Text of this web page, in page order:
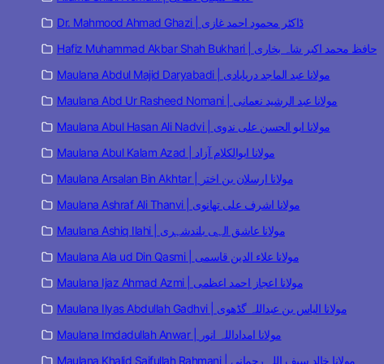
Dr. Mahmood Ahmad Ghazi | ڈاکٹر محمود احمد غازی
Hafiz Muhammad Akbar Shah Bukhari | حافظ محمد اکبر شاہ بخاری
Maulana Abdul Majid Daryabadi | مولانا عبد الماجد دریابادی
Maulana Abd Ur Rasheed Nomani | مولانا عبد الرشید نعمانی
Maulana Abul Hasan Ali Nadvi | مولانا ابو الحسن علی ندوی
Maulana Abul Kalam Azad | مولانا ابوالکلام آزاد
Maulana Arsalan Bin Akhtar | مولانا ارسلان بن اختر
Maulana Ashraf Ali Thanvi | مولانا اشرف علی تھانوی
Maulana Ashiq Ilahi | مولانا عاشق الہی بلندشہری
Maulana Ala ud Din Qasmi | مولانا علاء الدین قاسمی
Maulana Ijaz Ahmad Azmi | مولانا اعجاز احمد اعظمی
Maulana Ilyas Abdullah Gadhvi | مولانا الیاس بن عبداللہ گڈھوی
Maulana Imdadullah Anwar | مولانا امداداللہ انور
Maulana Khalid Saifullah Rahmani | مولانا خالد سیف اللہ رحمانی